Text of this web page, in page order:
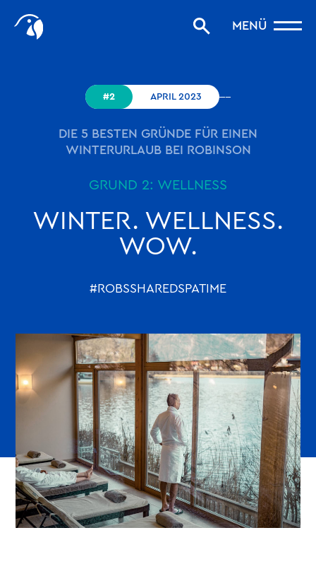
MENÜ
Start
Storys filtern
robinson.com
#2 APRIL 2023
DIE 5 BESTEN GRÜNDE FÜR EINEN
WINTERURLAUB BEI ROBINSON
GRUND 2: WELLNESS
WINTER. WELLNESS.
WOW.
#ROBSSHAREDSPATIME